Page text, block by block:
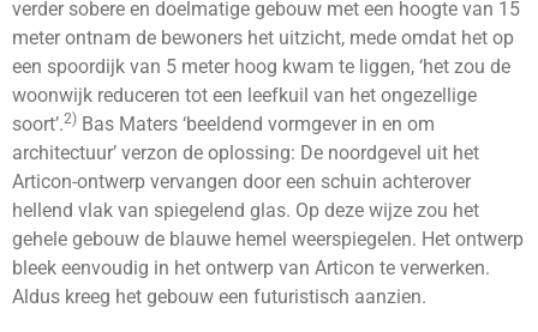
verder sobere en doelmatige gebouw met een hoogte van 15
meter ontnam de bewoners het uitzicht, mede omdat het op
een spoordijk van 5 meter hoog kwam te liggen, ‘het zou de
woonwijk reduceren tot een leefkuil van het ongezellige
soort’.2) Bas Maters ‘beeldend vormgever in en om
architectuur’ verzon de oplossing: De noordgevel uit het
Articon-ontwerp vervangen door een schuin achterover
hellend vlak van spiegelend glas. Op deze wijze zou het
gehele gebouw de blauwe hemel weerspiegelen. Het ontwerp
bleek eenvoudig in het ontwerp van Articon te verwerken.
Aldus kreeg het gebouw een futuristisch aanzien.